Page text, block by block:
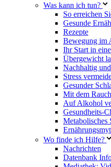
Was kann ich tun?
So erreichen
Gesunde
Rezepte
Bewegung im
Ihr Start in
Übergewicht
Nachhaltig
Stress
Gesunder
Mit dem
Auf Alkohol
Gesundheits-
Metabolisches
Wo finde ich Hilfe?
Nachrichten
Datenbank